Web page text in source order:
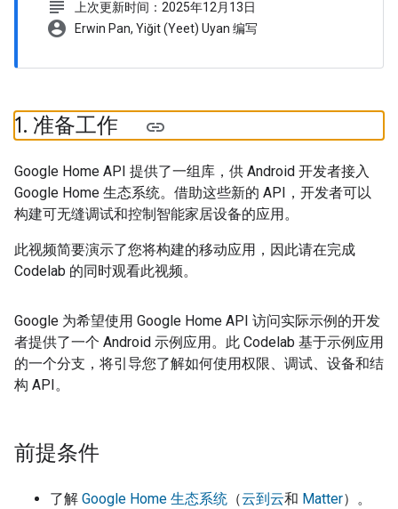
subject 上次更新时间：2025年12月13日
account_circle Erwin Pan, Yiğit (Yeet) Uyan 编写
1. 准备工作
Google Home API 提供了一组库，供 Android 开发者接入
Google Home 生态系统。借助这些新的 API，开发者可以
构建可无缝调试和控制智能家居设备的应用。
此视频简要演示了您将构建的移动应用，因此请在完成
Codelab 的同时观看此视频。
Google 为希望使用 Google Home API 访问实际示例的开发
者提供了一个 Android 示例应用。此 Codelab 基于示例应用
的一个分支，将引导您了解如何使用权限、调试、设备和结
构 API。
前提条件
了解 Google Home 生态系统 （云到云和 Matter）。